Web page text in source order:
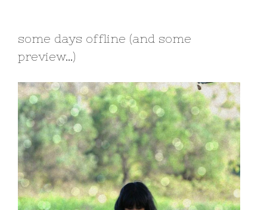
some days offline (and some
preview…)